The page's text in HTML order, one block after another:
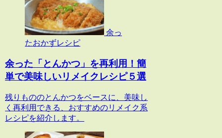
余っ
たおかずレシピ
余った「とんかつ」を再利用！簡
単で美味しいリメイクレシピ５選
残りもののとんかつをベースに、美味し
く再利用できる、おすすめのリメイク系
レシピを紹介します。